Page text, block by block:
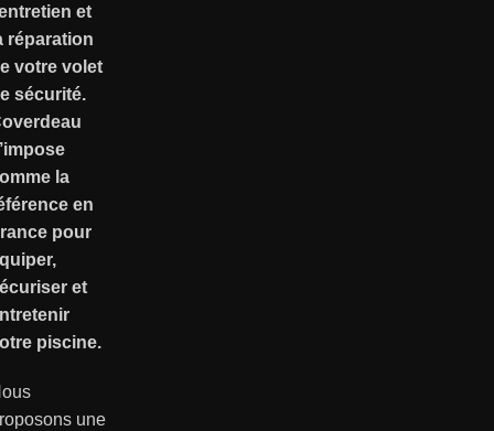
et
réparation
votre volet
sécurité.
la
en
pour
et
piscine.
une